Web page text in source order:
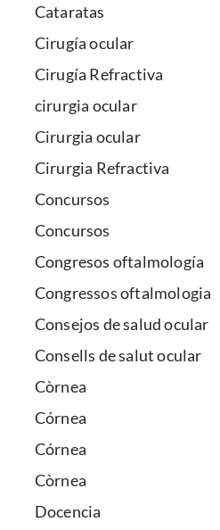
Cataratas
Cirugía ocular
Cirugía Refractiva
cirurgia ocular
Cirurgia ocular
Cirurgia Refractiva
Concursos
Concursos
Congresos oftalmología
Congressos oftalmologia
Consejos de salud ocular
Consells de salut ocular
Còrnea
Córnea
Córnea
Còrnea
Docencia